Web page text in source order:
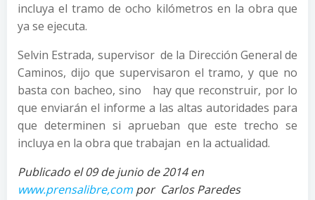
incluya el tramo de ocho kilómetros en la obra que
ya se ejecuta.
Selvin Estrada, supervisor de la Dirección General de
Caminos, dijo que supervisaron el tramo, y que no
basta con bacheo, sino hay que reconstruir, por lo
que enviarán el informe a las altas autoridades para
que determinen si aprueban que este trecho se
incluya en la obra que trabajan en la actualidad.
Publicado el 09 de junio de 2014 en
www.prensalibre,com por Carlos Paredes